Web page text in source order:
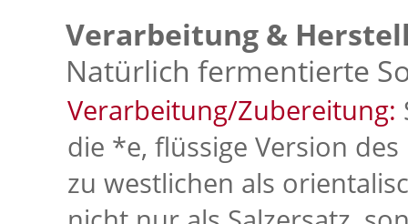
Verarbeitung &
Natürlich fermentierte
Verarbeitung/Zubereitung:
die *e, flüssige Version
zu westlichen als